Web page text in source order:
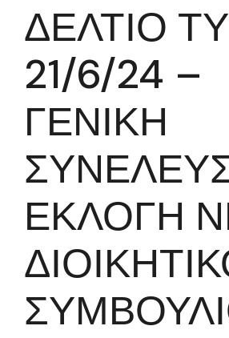
ΔΕΛΤΙΟ
21/6/24 –
ΓΕΝΙΚΗ
ΕΚΛΟΓΗ